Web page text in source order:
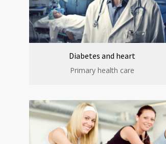
Diabetes and heart
Primary health care